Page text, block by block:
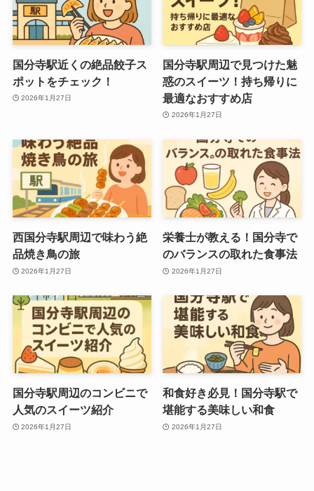
国分寺駅近くの絶品餃子ス
ポットをチェック！
2026年1月27日
国分寺駅周辺で見つけた魅
惑のスイーツ！持ち帰りに
最適なおすすめ店
2026年1月27日
西国分寺駅周辺で味わう絶
品焼き鳥の旅
2026年1月27日
栄養士が教える！国分寺で
のバランスの取れた食事法
2026年1月27日
国分寺駅周辺のコンビニで
人気のスイーツ紹介
2026年1月27日
和食好き必見！国分寺駅で
堪能する美味しい和食
2026年1月27日